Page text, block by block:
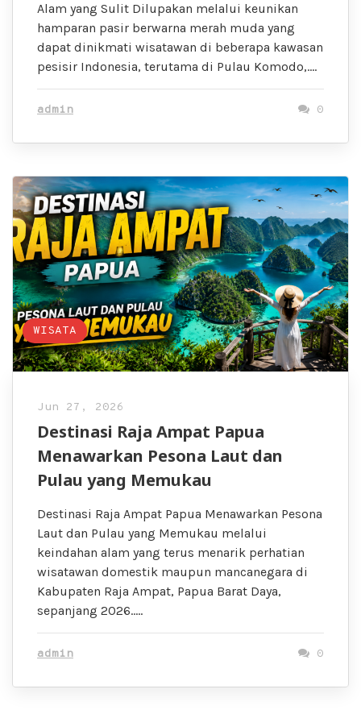
Alam yang Sulit Dilupakan melalui keunikan
hamparan pasir berwarna merah muda yang
dapat dinikmati wisatawan di beberapa kawasan
pesisir Indonesia, terutama di Pulau Komodo,….
admin 0
WISATA
Jun 27, 2026
Destinasi Raja Ampat Papua
Menawarkan Pesona Laut dan
Pulau yang Memukau
Destinasi Raja Ampat Papua Menawarkan Pesona
Laut dan Pulau yang Memukau melalui
keindahan alam yang terus menarik perhatian
wisatawan domestik maupun mancanegara di
Kabupaten Raja Ampat, Papua Barat Daya,
sepanjang 2026…..
admin 0